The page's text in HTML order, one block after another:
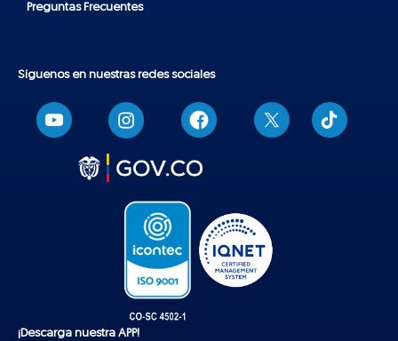
Preguntas Frecuentes
Síguenos en nuestras redes sociales
T
i
k
¡Descarga nuestra APP!